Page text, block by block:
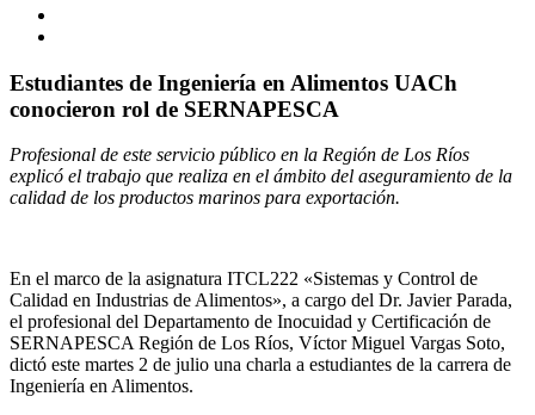
Estudiantes de Ingeniería en Alimentos UACh
conocieron rol de SERNAPESCA
Profesional de este servicio público en la Región de Los Ríos
explicó el trabajo que realiza en el ámbito del aseguramiento de la
calidad de los productos marinos para exportación.
En el marco de la asignatura ITCL222 «Sistemas y Control de
Calidad en Industrias de Alimentos», a cargo del Dr. Javier Parada,
el profesional del Departamento de Inocuidad y Certificación de
SERNAPESCA Región de Los Ríos, Víctor Miguel Vargas Soto,
dictó este martes 2 de julio una charla a estudiantes de la carrera de
Ingeniería en Alimentos.